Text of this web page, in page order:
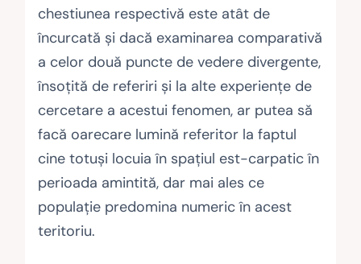
chestiunea respectivă este atât de
încurcată și dacă examinarea comparativă
a celor două puncte de vedere divergente,
însoțită de referiri și la alte experiențe de
cercetare a acestui fenomen, ar putea să
facă oarecare lumină referitor la faptul
cine totuși locuia în spațiul est-carpatic în
perioada amintită, dar mai ales ce
populație predomina numeric în acest
teritoriu.